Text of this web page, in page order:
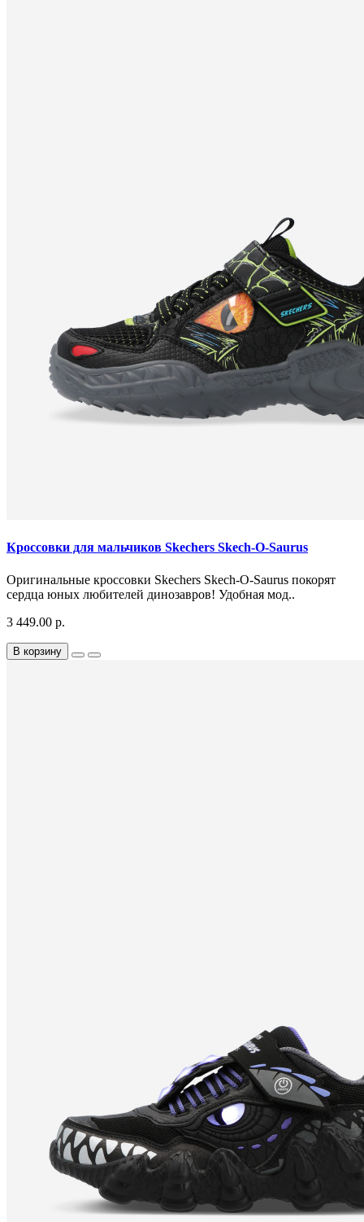
Кроссовки для мальчиков Skechers Skech-O-Saurus
Оригинальные кроссовки Skechers Skech-O-Saurus покорят
сердца юных любителей динозавров! Удобная мод..
3 449.00 р.
В корзину